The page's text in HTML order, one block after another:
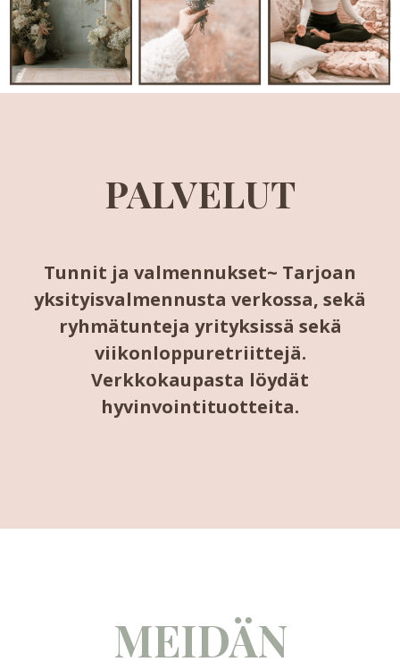
PALVELUT
Tunnit ja valmennukset~ Tarjoan
yksityisvalmennusta verkossa, sekä
ryhmätunteja yrityksissä sekä
viikonloppuretriittejä.
Verkkokaupasta löydät
hyvinvointituotteita.
MEIDÄN